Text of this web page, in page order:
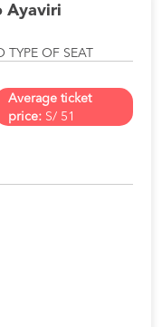
Ayaviri
OF SEAT
Average ticket
price:S/ 51